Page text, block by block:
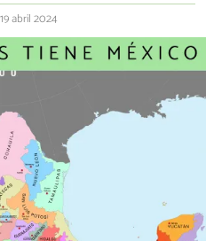
19 abril 2024